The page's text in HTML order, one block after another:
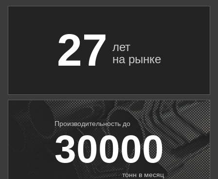
27 лет
на рынке
Производительность до
30000
тонн в месяц